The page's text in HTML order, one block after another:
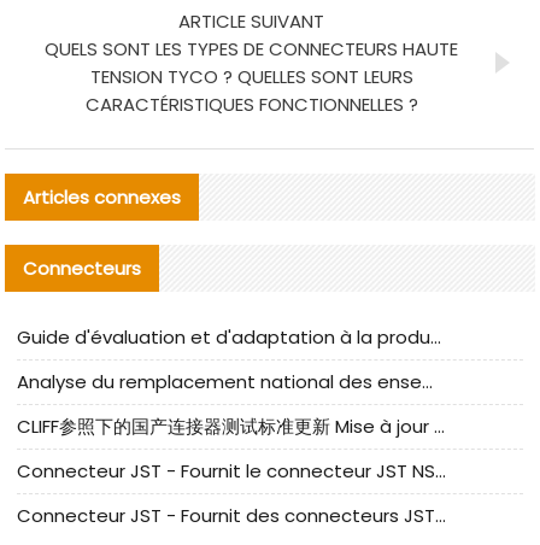
ARTICLE SUIVANT
QUELS SONT LES TYPES DE CONNECTEURS HAUTE
TENSION TYCO ? QUELLES SONT LEURS
CARACTÉRISTIQUES FONCTIONNELLES ?
Articles connexes
Connecteurs
Guide d'évaluation et d'adaptation à la production des composants de câbles nationaux CNC Tech
Analyse du remplacement national des ensembles de câbles à fréquence élevée I-PEX
CLIFF参照下的国产连接器测试标准更新 Mise à jour des normes de test des connecteurs nationaux sous la référence CLIFF
Connecteur JST - Fournit le connecteur JST NSHR-02V-S original | Équivalent
Connecteur JST - Fournit des connecteurs JST GHR-09V-S authentiques et des produits de remplacement|